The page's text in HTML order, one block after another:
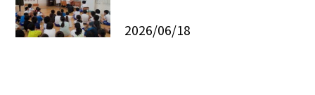
2026/06/18